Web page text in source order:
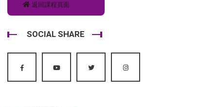
返回課程頁面
SOCIAL SHARE